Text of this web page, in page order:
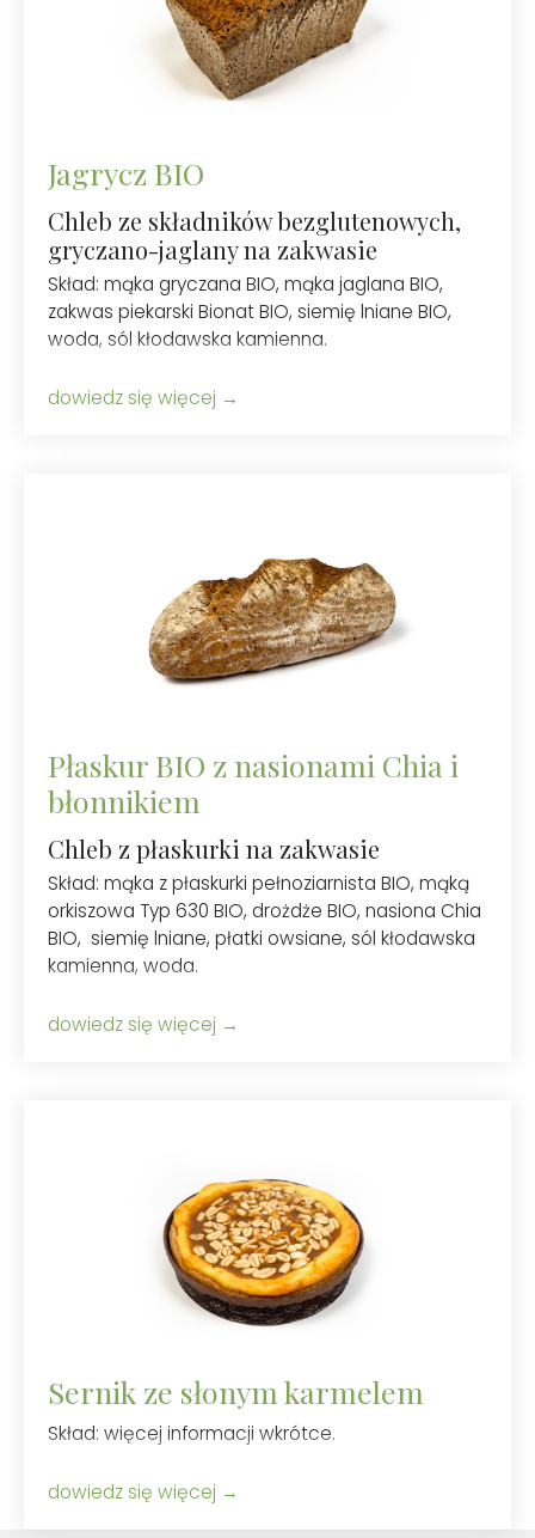
Jagrycz BIO
Chleb ze składników bezglutenowych,
gryczano-jaglany na zakwasie
Skład: mąka gryczana BIO, mąka jaglana BIO,
zakwas piekarski Bionat BIO, siemię lniane BIO,
woda, sól kłodawska kamienna.
dowiedz się więcej
Płaskur BIO z nasionami Chia i
błonnikiem
Chleb z płaskurki na zakwasie
Skład: mąka z płaskurki pełnoziarnista BIO, mąką
orkiszowa Typ 630 BIO, drożdże BIO, nasiona Chia
BIO, siemię lniane, płatki owsiane, sól kłodawska
kamienna, woda.
dowiedz się więcej
Sernik ze słonym karmelem
Skład: więcej informacji wkrótce.
dowiedz się więcej